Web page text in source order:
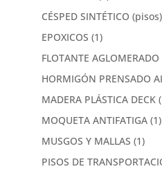
CÉSPED SINTÉTICO (pisos)
EPOXICOS (1)
FLOTANTE AGLOMERADO
HORMIGÓN PRENSADO
MADERA PLÁSTICA DECK
MOQUETA ANTIFATIGA (1)
MUSGOS Y MALLAS (1)
PISOS DE